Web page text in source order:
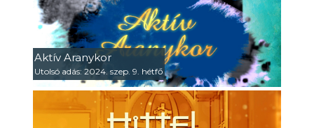
Aktív Aranykor
Utolsó adás: 2024. szep. 9. hétfő